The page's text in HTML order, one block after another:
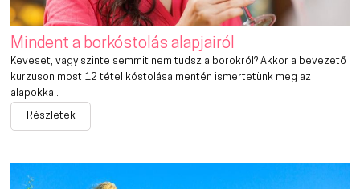
Mindent a borkóstolás alapjairól
Keveset, vagy szinte semmit nem tudsz a borokról? Akkor a bevezető
kurzuson most 12 tétel kóstolása mentén ismertetünk meg az
alapokkal.
Részletek